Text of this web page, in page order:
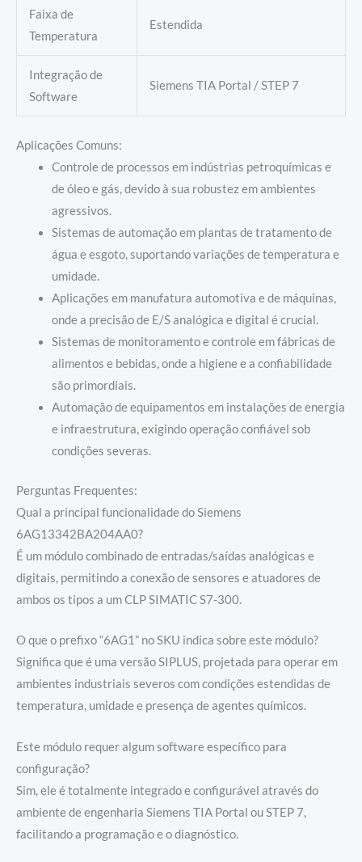
Faixa de
Temperatura
Estendida
Integração de
Software
Siemens TIA Portal / STEP 7
Aplicações Comuns:
Controle de processos em indústrias petroquímicas e
de óleo e gás, devido à sua robustez em ambientes
agressivos.
Sistemas de automação em plantas de tratamento de
água e esgoto, suportando variações de temperatura e
umidade.
Aplicações em manufatura automotiva e de máquinas,
onde a precisão de E/S analógica e digital é crucial.
Sistemas de monitoramento e controle em fábricas de
alimentos e bebidas, onde a higiene e a confiabilidade
são primordiais.
Automação de equipamentos em instalações de energia
e infraestrutura, exigindo operação confiável sob
condições severas.
Perguntas Frequentes:
Qual a principal funcionalidade do Siemens
6AG13342BA204AA0?
É um módulo combinado de entradas/saídas analógicas e
digitais, permitindo a conexão de sensores e atuadores de
ambos os tipos a um CLP SIMATIC S7-300.
O que o prefixo “6AG1” no SKU indica sobre este módulo?
Significa que é uma versão SIPLUS, projetada para operar em
ambientes industriais severos com condições estendidas de
temperatura, umidade e presença de agentes químicos.
Este módulo requer algum software específico para
configuração?
Sim, ele é totalmente integrado e configurável através do
ambiente de engenharia Siemens TIA Portal ou STEP 7,
facilitando a programação e o diagnóstico.